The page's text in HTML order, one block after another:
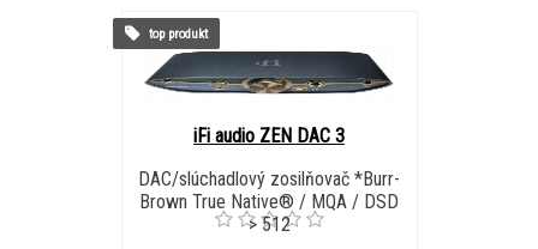
iFi audio ZEN DAC 3
DAC/slúchadlový zosilňovač *Burr-
Brown True Native® / MQA / DSD
> 512
top produkt